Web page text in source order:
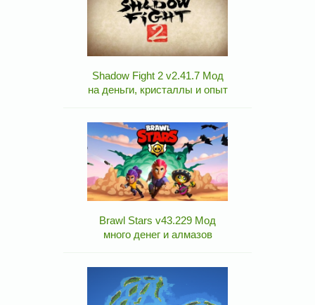
Shadow Fight 2 v2.41.7 Мод
на деньги, кристаллы и опыт
Brawl Stars v43.229 Мод
много денег и алмазов